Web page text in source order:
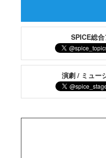
SPICE総
演劇 / ミュー